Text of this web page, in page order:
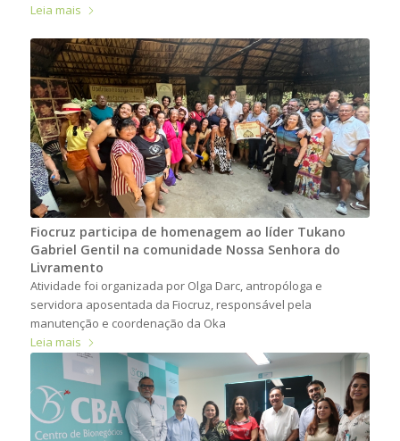
Leia mais
Fiocruz participa de homenagem ao líder Tukano
Gabriel Gentil na comunidade Nossa Senhora do
Livramento
Atividade foi organizada por Olga Darc, antropóloga e
servidora aposentada da Fiocruz, responsável pela
manutenção e coordenação da Oka
Leia mais